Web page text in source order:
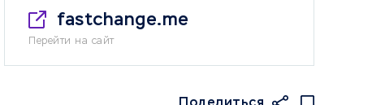
fastchange.me
Перейти на сайт